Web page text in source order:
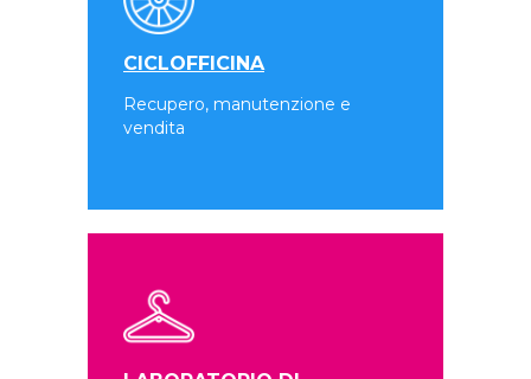
CICLOFFICINA
Recupero, manutenzione e
vendita